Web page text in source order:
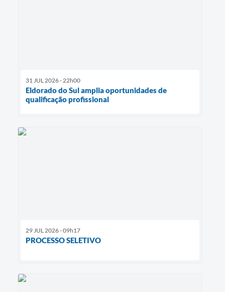
31 JUL 2026 - 22h00
Eldorado do Sul amplia oportunidades de
qualificação profissional
29 JUL 2026 - 09h17
PROCESSO SELETIVO